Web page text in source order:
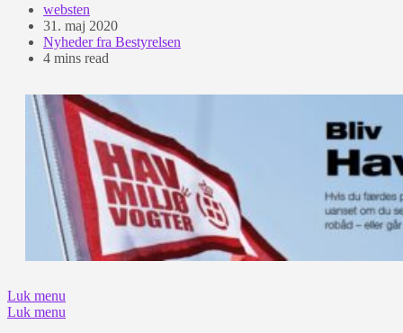
Post
author:
websten
Post
published:
31. maj 2020
Post
category:
Nyheder fra Bestyrelsen
Reading
4 mins read
Luk menu
Luk menu